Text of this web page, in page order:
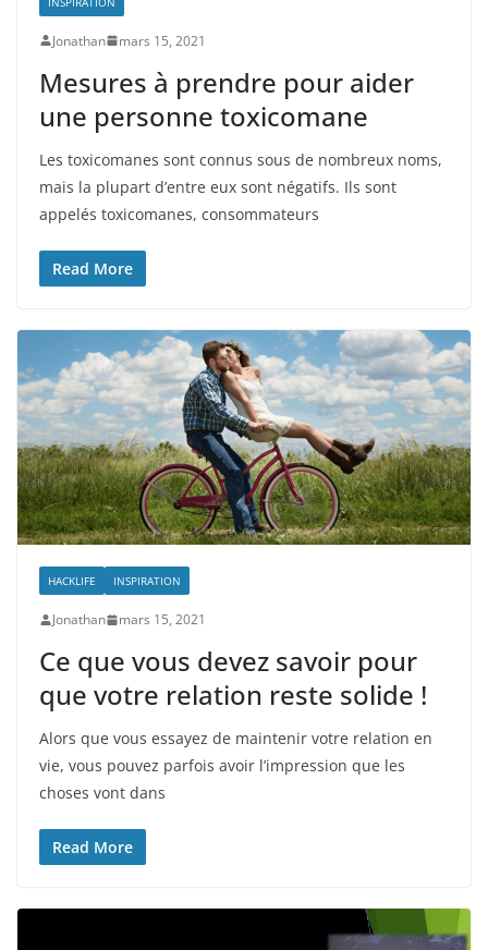
Jonathan mars 15, 2021
Mesures à prendre pour aider
une personne toxicomane
Les toxicomanes sont connus sous de nombreux noms,
mais la plupart d’entre eux sont négatifs. Ils sont
appelés toxicomanes, consommateurs
Read More
HACKLIFE INSPIRATION
Jonathan mars 15, 2021
Ce que vous devez savoir pour
que votre relation reste solide !
Alors que vous essayez de maintenir votre relation en
vie, vous pouvez parfois avoir l’impression que les
choses vont dans
Read More